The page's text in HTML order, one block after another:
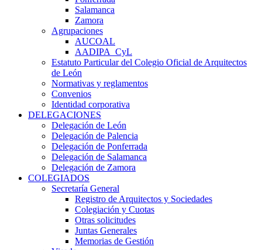
Salamanca
Zamora
Agrupaciones
AUCOAL
AADIPA_CyL
Estatuto Particular del Colegio Oficial de Arquitectos
de León
Normativas y reglamentos
Convenios
Identidad corporativa
DELEGACIONES
Delegación de León
Delegación de Palencia
Delegación de Ponferrada
Delegación de Salamanca
Delegación de Zamora
COLEGIADOS
Secretaría General
Registro de Arquitectos y Sociedades
Colegiación y Cuotas
Otras solicitudes
Juntas Generales
Memorias de Gestión